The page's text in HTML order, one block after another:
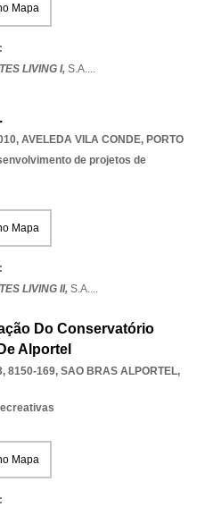
Mapa
LIVING I, S.A....
, AVELEDA VILA CONDE, PORTO
de projetos de
Mapa
LIVING II, S.A....
Do Conservatório
Alportel
8150-169, SAO BRAS ALPORTEL,
Mapa